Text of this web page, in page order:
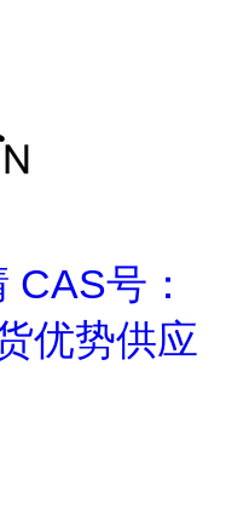
号：
优势供应